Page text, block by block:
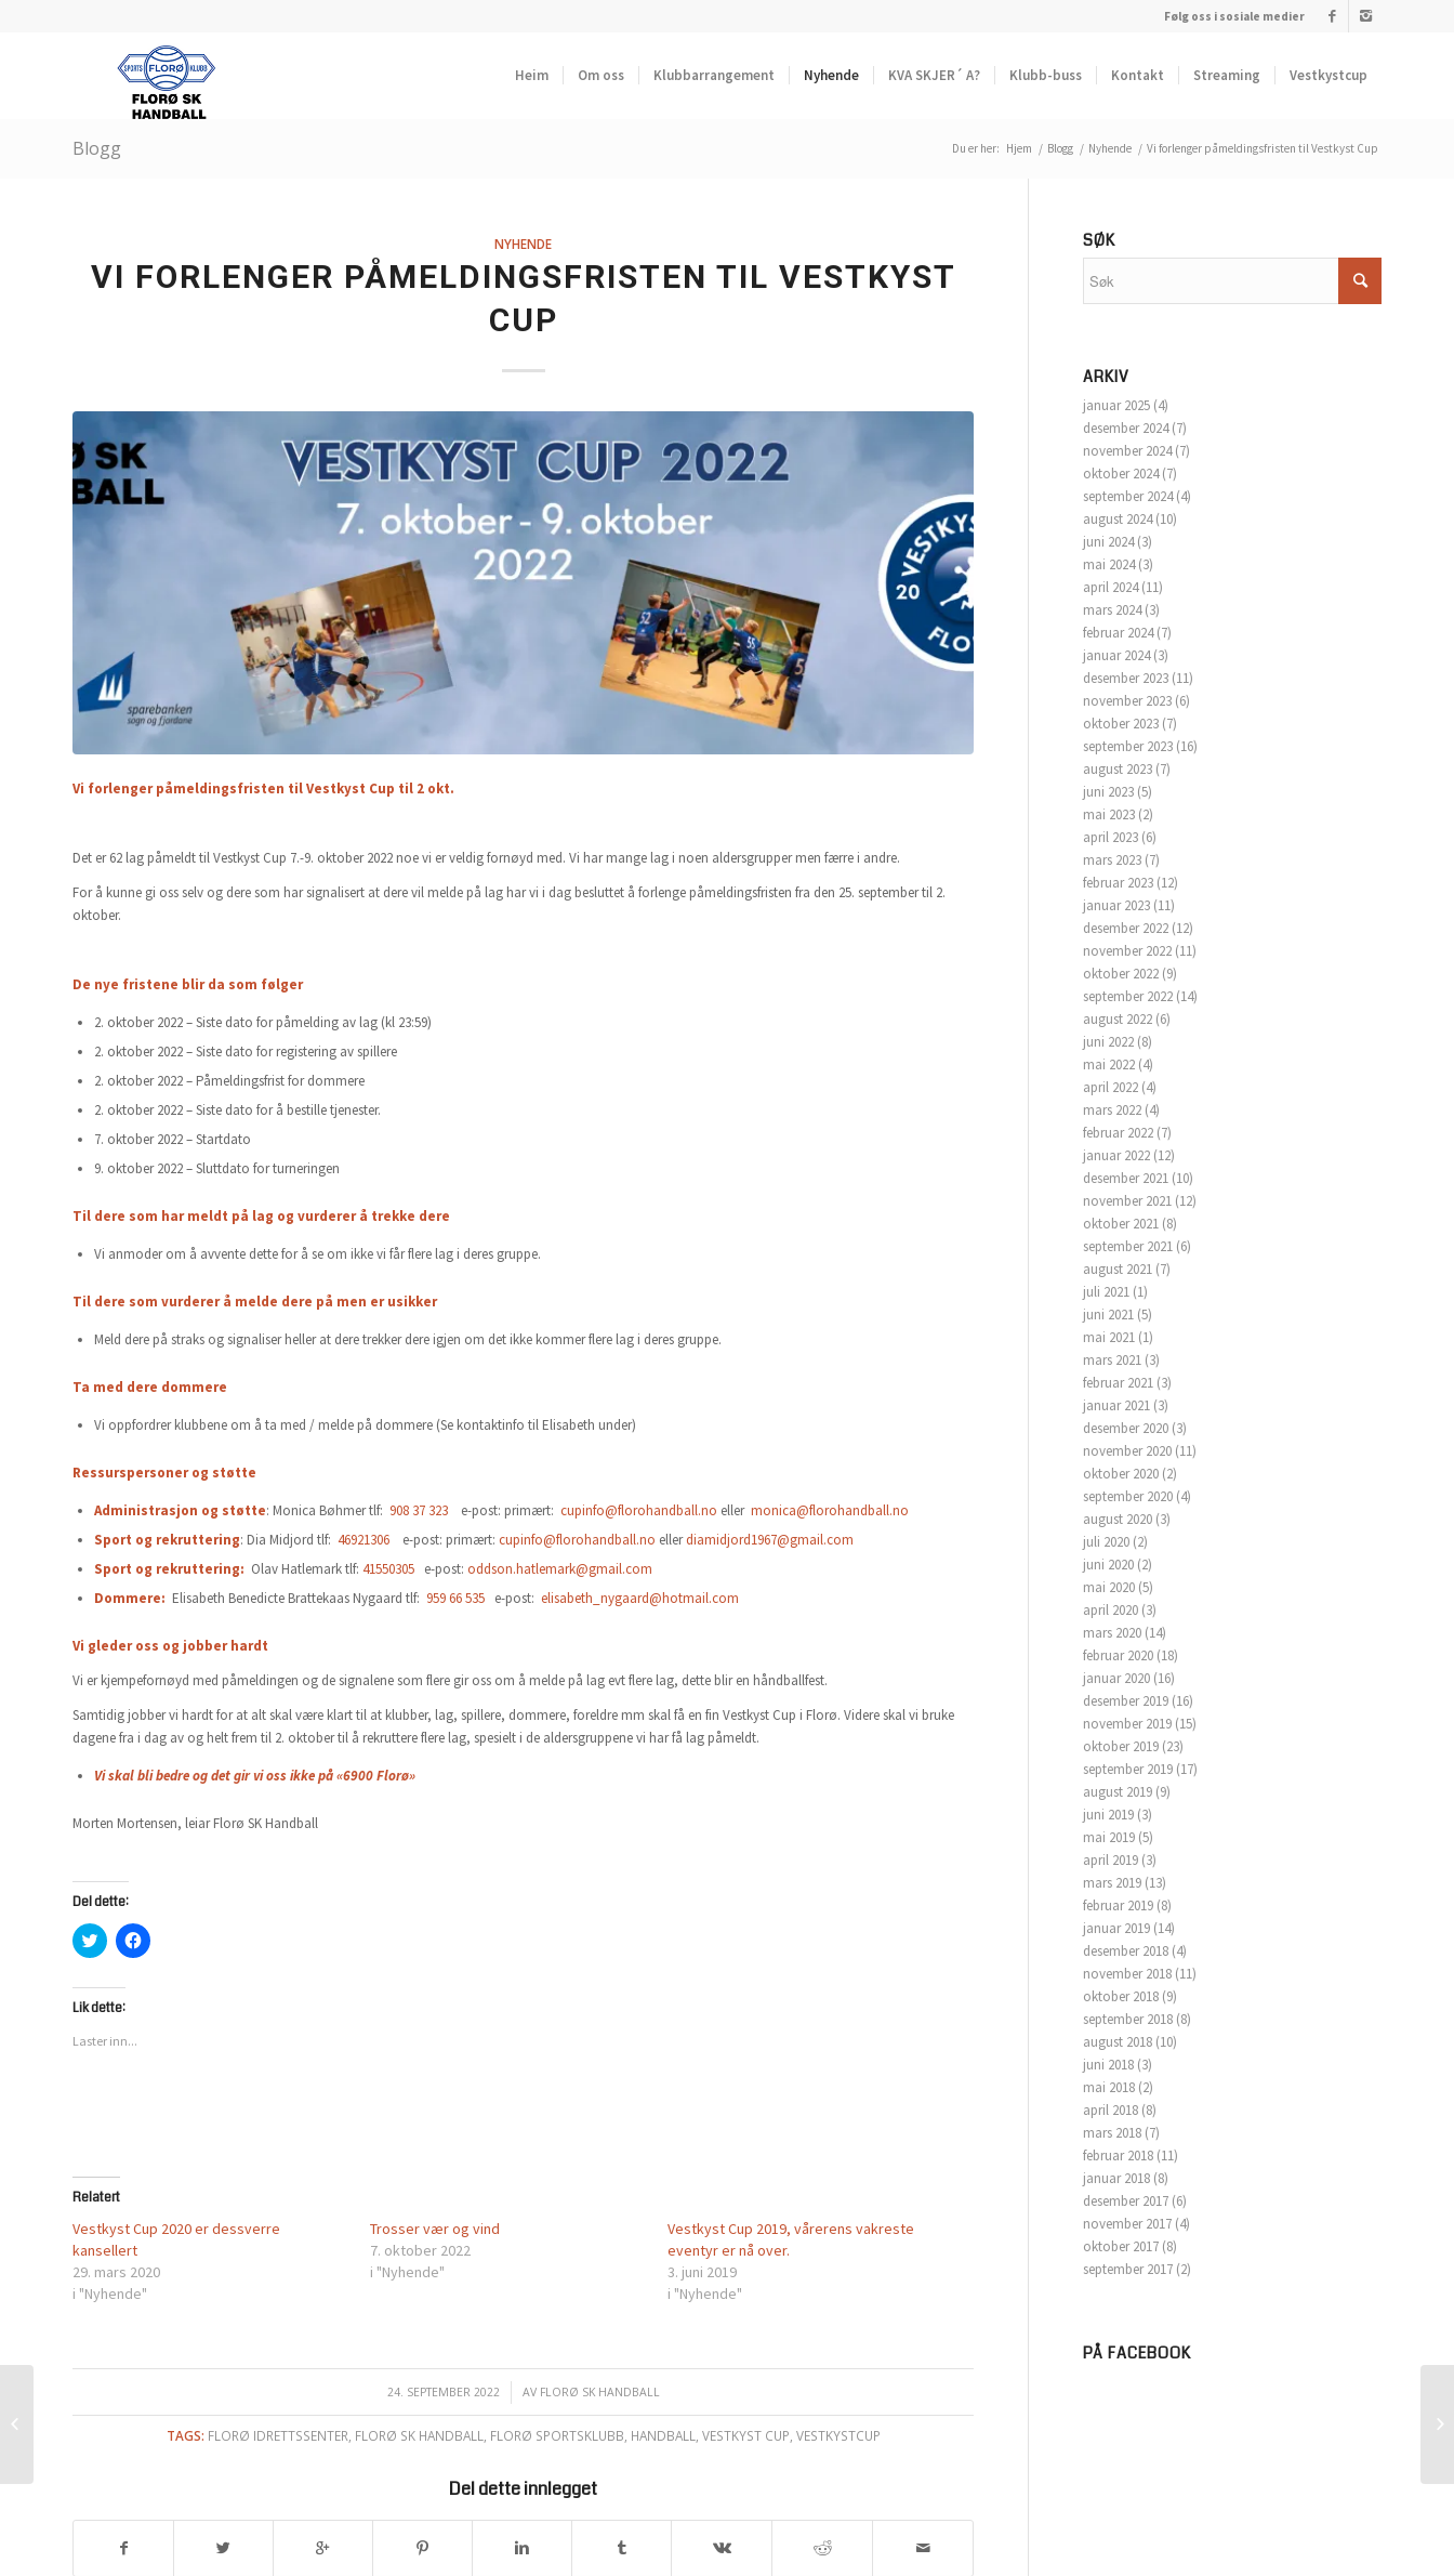
Følg oss i sosiale medier
Heim Om oss Klubbarrangement Nyhende KVA SKJER´ A? Klubb-buss Kontakt Streaming Vestkystcup
Blogg Du er her: Hjem / Blogg / Nyhende / Vi forlenger påmeldingsfristen til Vestkyst Cup
NYHENDE
VI FORLENGER PÅMELDINGSFRISTEN TIL VESTKYST
CUP
Vi forlenger påmeldingsfristen til Vestkyst Cup til 2 okt.
Det er 62 lag påmeldt til Vestkyst Cup 7.-9. oktober 2022 noe vi er veldig fornøyd med. Vi har mange lag i noen aldersgrupper men færre i andre.
For å kunne gi oss selv og dere som har signalisert at dere vil melde på lag har vi i dag besluttet å forlenge påmeldingsfristen fra den 25. september til 2.
oktober.
De nye fristene blir da som følger
2. oktober 2022 – Siste dato for påmelding av lag (kl 23:59)
2. oktober 2022 – Siste dato for registering av spillere
2. oktober 2022 – Påmeldingsfrist for dommere
2. oktober 2022 – Siste dato for å bestille tjenester.
7. oktober 2022 – Startdato
9. oktober 2022 – Sluttdato for turneringen
Til dere som har meldt på lag og vurderer å trekke dere
Vi anmoder om å avvente dette for å se om ikke vi får flere lag i deres gruppe.
Til dere som vurderer å melde dere på men er usikker
Meld dere på straks og signaliser heller at dere trekker dere igjen om det ikke kommer flere lag i deres gruppe.
Ta med dere dommere
Vi oppfordrer klubbene om å ta med / melde på dommere (Se kontaktinfo til Elisabeth under)
Ressurspersoner og støtte
Administrasjon og støtte: Monica Bøhmer tlf: 908 37 323 e-post: primært: cupinfo@florohandball.no eller monica@florohandball.no
Sport og rekruttering: Dia Midjord tlf: 46921306 e-post: primært: cupinfo@florohandball.no ellerdiamidjord1967@gmail.com
Sport og rekruttering: Olav Hatlemark tlf: 41550305 e-post: oddson.hatlemark@gmail.com
Dommere: Elisabeth Benedicte Brattekaas Nygaard tlf: 959 66 535 e-post: elisabeth_nygaard@hotmail.com
Vi gleder oss og jobber hardt
Vi er kjempefornøyd med påmeldingen og de signalene som flere gir oss om å melde på lag evt flere lag, dette blir en håndballfest.
Samtidig jobber vi hardt for at alt skal være klart til at klubber, lag, spillere, dommere, foreldre mm skal få en fin Vestkyst Cup i Florø. Videre skal vi bruke
dagene fra i dag av og helt frem til 2. oktober til å rekruttere flere lag, spesielt i de aldersgruppene vi har få lag påmeldt.
Vi skal bli bedre og det gir vi oss ikke på «6900 Florø»
Morten Mortensen, leiar Florø SK Handball
Del dette:
Klikk
for
på
Twitter(åpnes
en
ny
Klikk
for
Lik dette:
Laster inn...
Relatert
Vestkyst Cup 2020 er dessverre
kansellert
29. mars 2020
i "Nyhende"
Trosser vær og vind
7. oktober 2022
i "Nyhende"
Vestkyst Cup 2019, vårerens vakreste
eventyr er nå over.
3. juni 2019
i "Nyhende"
24. SEPTEMBER 2022
/ AV FLORØ SK HANDBALL
TAGS: FLORØ IDRETTSSENTER, FLORØ SK HANDBALL, FLORØ SPORTSKLUBB, HANDBALL, VESTKYST CUP, VESTKYSTCUP
Del dette innlegget
SØK
ARKIV
januar 2025 (4)
desember 2024(7)
november 2024(7)
oktober 2024(7)
september 2024(4)
august 2024(10)
juni 2024(3)
mai 2024(3)
april 2024(11)
mars 2024(3)
februar 2024(7)
januar 2024(3)
desember 2023 (11)
november 2023 (6)
oktober 2023 (7)
september 2023 (16)
august 2023 (7)
juni 2023 (5)
mai 2023 (2)
april 2023 (6)
mars 2023 (7)
februar 2023 (12)
januar 2023 (11)
desember 2022 (12)
november 2022 (11)
oktober 2022 (9)
september 2022 (14)
august 2022 (6)
juni 2022 (8)
mai 2022 (4)
april 2022 (4)
mars 2022 (4)
februar 2022 (7)
januar 2022 (12)
desember 2021 (10)
november 2021 (12)
oktober 2021 (8)
september 2021 (6)
august 2021 (7)
juli 2021 (1)
juni 2021 (5)
mai 2021 (1)
mars 2021 (3)
februar 2021 (3)
januar 2021 (3)
desember 2020 (3)
november 2020 (11)
oktober 2020 (2)
september 2020 (4)
august 2020 (3)
juli 2020 (2)
juni 2020 (2)
mai 2020 (5)
april 2020 (3)
mars 2020 (14)
februar 2020 (18)
januar 2020 (16)
desember 2019 (16)
november 2019 (15)
oktober 2019 (23)
september 2019 (17)
august 2019 (9)
juni 2019 (3)
mai 2019 (5)
april 2019 (3)
mars 2019 (13)
februar 2019 (8)
januar 2019 (14)
desember 2018 (4)
november 2018 (11)
oktober 2018 (9)
september 2018 (8)
august 2018 (10)
juni 2018 (3)
mai 2018 (2)
april 2018 (8)
mars 2018 (7)
februar 2018 (11)
januar 2018 (8)
desember 2017 (6)
november 2017 (4)
oktober 2017 (8)
september 2017 (2)
PÅ FACEBOOK
Hjertestarterkurs for